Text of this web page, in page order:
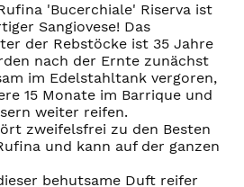
'Bucerchiale' Riserva ist
Sangiovese! Das
der Rebstöcke ist 35 Jahre
nach der Ernte zunächst
im Edelstahltank vergoren,
15 Monate im Barrique und
weiter reifen.
zweifelsfrei zu den Besten
und kann auf der ganzen
behutsame Duft reifer